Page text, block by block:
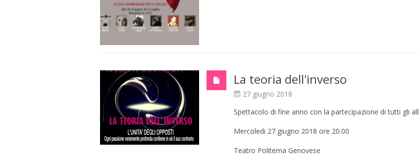
La teoria dell'inverso
27 giugno 2018
Spettacolo di fine anno con la partecipazione di tutti gli
Mercoledi 27 giugno 2018 ore 20.00
Teatro Politema Genovese